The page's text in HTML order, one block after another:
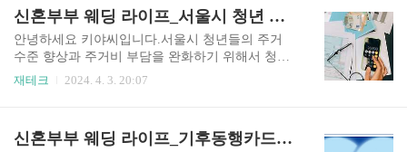
권'입니다. 이는 대한민국 반도체 양대 산맥인 삼성
전자와 SK하이닉스의 ..
론자 기관, 에센피 목표치 상향 조정 "8250"현재의 상승은 실적성장
기대에 기반한 구조. 미국, 이란 평화협상 순조롭지 않음, 협상 불확
실성 커지는 중이므로 전쟁종료기대와 협상실패 리스크를 동시에
보는 상태이다.> 유가상승과 지정학 리스크를 경계하는 중이다. 가
장 상승여력이 높다고 보는 업종은 헬..
신혼부부 웨딩 라이프_서울시 청년 월세 지원_신청자격, 필요서류, 예외대상
안녕하세요 키야씨입니다.서울시 청년들의 주거
수준 향상과 주거비 부담을 완화하기 위해서 청년
월세사업을 지원한다는데, 4/3 수요일부터 4/23 화
요서류, 예외대상을 자세하게 알려드립니다. 서울
재테크 2024. 4. 3. 20:07
신혼부부 웨딩 라이프_기후동행카드_5만원대 청년형 출시, 구매 충전 환급, 판매처